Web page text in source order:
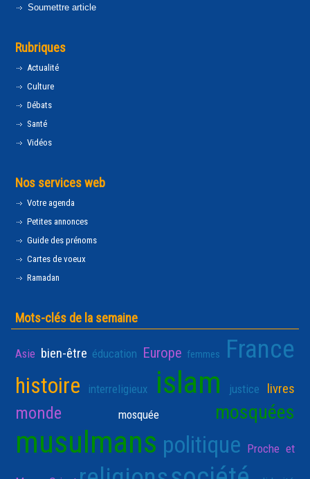
Soumettre article
Rubriques
Actualité
Culture
Débats
Santé
Vidéos
Nos services web
Votre agenda
Petites annonces
Guide des prénoms
Cartes de voeux
Ramadan
Mots-clés de la semaine
Asie bien-être éducation Europe femmes France
histoire interreligieux islam justice livres
monde mosquée mosquées
musulmans politique Proche et